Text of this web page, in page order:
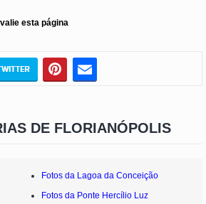
esta página
DE FLORIANÓPOLIS
Fotos da Lagoa da Conceição
Fotos da Ponte Hercílio Luz